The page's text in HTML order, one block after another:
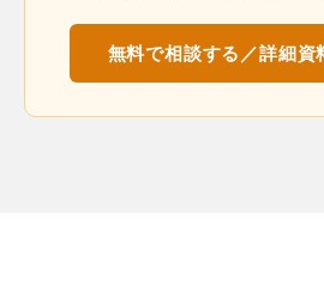
無料で相談する／詳細資